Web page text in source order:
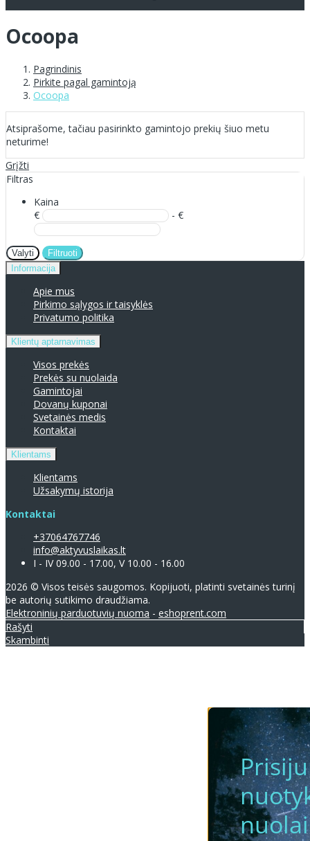
Ocoopa
Pagrindinis
Pirkite pagal gamintoją
Ocoopa
Atsiprašome, tačiau pasirinkto gamintojo prekių šiuo metu
neturime!
Grįžti
Filtras
Kaina
€
- €
Valyti
Filtruoti
Informacija
Apie mus
Pirkimo sąlygos ir taisyklės
Privatumo politika
Klientų aptarnavimas
Visos prekės
Prekės su nuolaida
Gamintojai
Dovanų kuponai
Svetainės medis
Kontaktai
Klientams
Klientams
Užsakymų istorija
Kontaktai
+37064767746
info@aktyvuslaikas.lt
I - IV 09.00 - 17.00, V 10.00 - 16.00
2026 © Visos teisės saugomos. Kopijuoti, platinti svetainės turinį
be autorių sutikimo draudžiama.
Elektroninių parduotuvių nuoma - eshoprent.com
Rašyti
Skambinti